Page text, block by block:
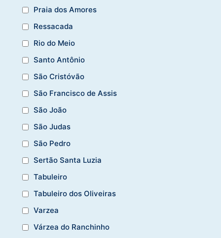
Praia dos Amores
Ressacada
Rio do Meio
Santo Antônio
São Cristóvão
São Francisco de Assis
São João
São Judas
São Pedro
Sertão Santa Luzia
Tabuleiro
Tabuleiro dos Oliveiras
Varzea
Várzea do Ranchinho